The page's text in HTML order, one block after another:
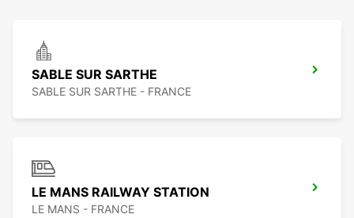
SABLE SUR SARTHE
SABLE SUR SARTHE - FRANCE
LE MANS RAILWAY STATION
LE MANS - FRANCE